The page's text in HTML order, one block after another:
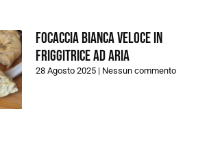
Focaccia bianca veloce in
friggitrice ad aria
28 Agosto 2025 Nessun commento